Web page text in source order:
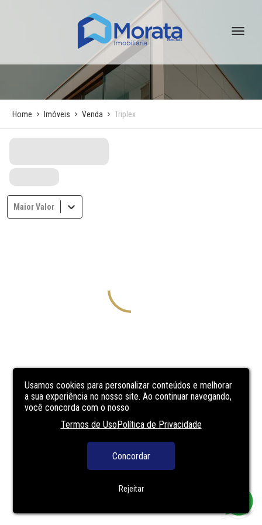
Usamos cookies para personalizar conteúdos e melhorar
a sua experiência no nosso site. Ao continuar navegando,
você concorda com o nosso
Termos de UsoPolítica de Privacidade
Concordar
Rejeitar
Home Imóveis Venda Triplex
Maior Valor